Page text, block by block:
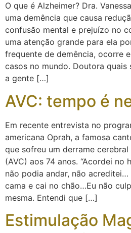
O que é Alzheimer? Dra.
uma demência que causa
confusão mental e prejuízo no
uma atenção grande para ela
frequente de demência, ocorre
casos no mundo. Doutora quais
a gente […]
AVC: tempo é
Em recente entrevista no
americana Oprah, a famosa
que sofreu um derrame
(AVC) aos 74 anos. “Acordei no
não podia andar, não acreditei…
cama e cai no chão…Eu não
mesma. Entendi que […]
Estimulação